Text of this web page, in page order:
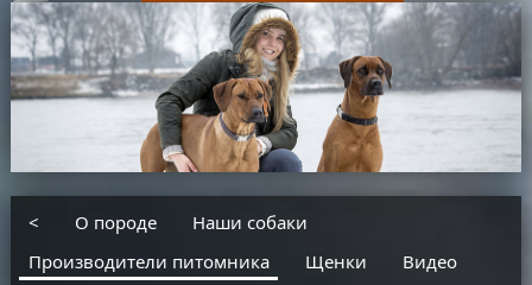
введите текст для поиска
< О породе
Наши собаки
Производители питомника
Щенки
Видео